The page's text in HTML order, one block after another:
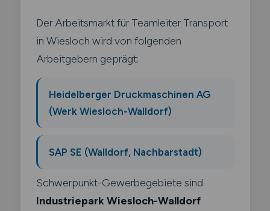
Der Arbeitsmarkt für Teamleiter Transport
in Wiesloch wird von folgenden
Arbeitgebern geprägt:
Heidelberger Druckmaschinen AG
(Werk Wiesloch-Walldorf)
SAP SE (Walldorf, Nachbarstadt)
Schwerpunkt-Gewerbegebiete sind
Industriepark Wiesloch-Walldorf